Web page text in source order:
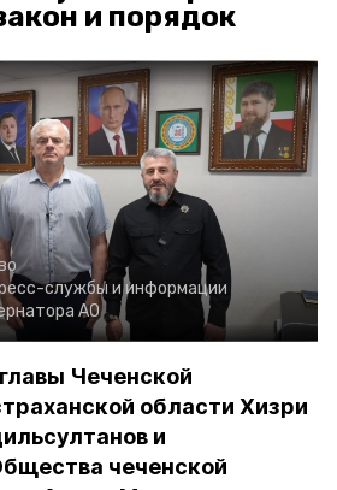
и порядок
службы и информации
АО
Чеченской
области Хизри
и
чеченской